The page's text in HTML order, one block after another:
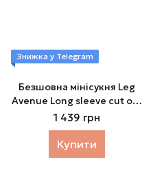
Знижка у Telegram
Безшовна мінісукня Leg
Avenue Long sleeve cut out
mini dress One size Black
1 439 грн
Купити